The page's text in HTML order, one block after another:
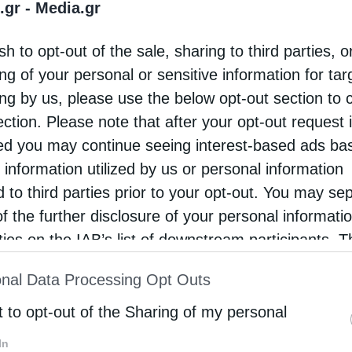
- Media.gr
to opt-out of the sale, sharing to third parties,
of your personal or sensitive information for
by us, please use the below opt-out section to
Please note that after your opt-out request
you may continue seeing interest-based ads
information utilized by us or personal information
to third parties prior to your opt-out. You may
the further disclosure of your personal
on the IAB’s list of downstream participants.
of Downstream Participantsthat may further
parties.
Data Processing Opt Outs
to opt-out of the Sharing of my personal
κ. Ιερώνυμος, στην κωμόπολη του
Ο κ.Ιερώνυμος , απευθυνόμενος στους
…